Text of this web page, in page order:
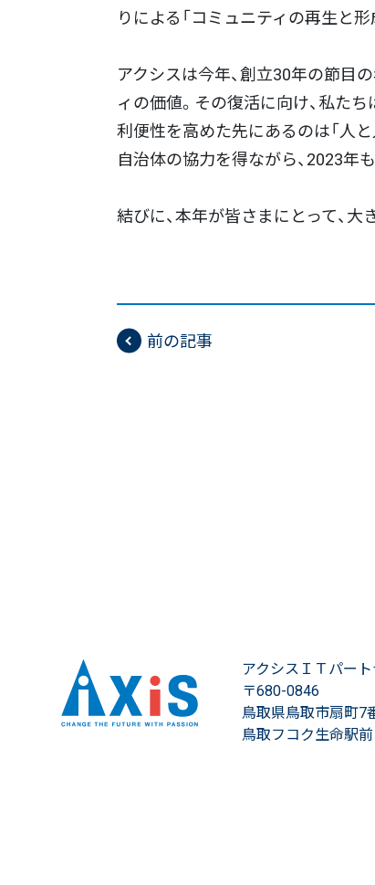
りによる「コミュニティの再生と
アクシスは今年、創立30年の節目
ィの価値。その復活に向け、私たち
利便性を高めた先にあるのは「人
自治体の協力を得ながら、2023年
結びに、本年が皆さまにとって、
前の記事
アクシスＩＴパー
〒680-0846
鳥取県鳥取市扇町7
鳥取フコク生命駅